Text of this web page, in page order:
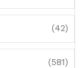
(42)
(581)